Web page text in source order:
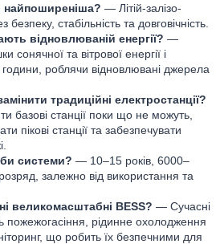
найпоширеніша? — Літій-залізо-
стабільність та довговічність.
відновлюваній енергії? —
сонячної та вітрової енергії і
години, роблячи відновлювані джерела
традиційні електростанції?
базові станції поки що не можуть,
пікові станції та забезпечувати
системи? — 10–15 років, 6000–
залежно від використання та
великомасштабні BESS? — Сучасні
пожежогасіння, рідинне охолодження
що робить їх безпечними для